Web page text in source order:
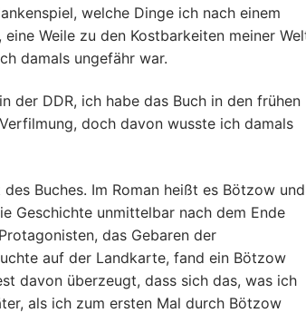
welche Dinge ich nach einem
Weile zu den Kostbarkeiten meiner
damals ungefähr war.
der DDR, ich habe das Buch in den frühen
doch davon wusste ich damals
Buches. Im Roman heißt es Bötzow und
Geschichte unmittelbar nach dem Ende
das Gebaren der
auf der Landkarte, fand ein Bötzow
davon überzeugt, dass sich das, was ich
als ich zum ersten Mal durch Bötzow